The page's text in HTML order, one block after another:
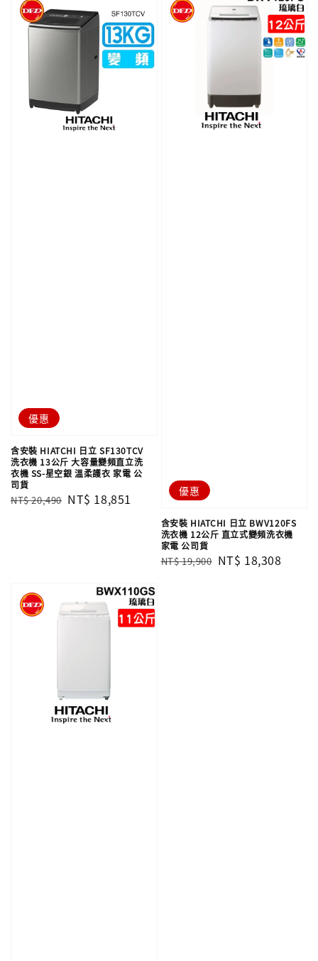
優惠
含安裝 HIATCHI 日立 SF130TCV
洗衣機 13公斤 大容量變頻直立洗
衣機 SS-星空銀 溫柔護衣 家電 公
司貨
Regular
NT$ 20,490 Sale
NT$ 18,851 優惠
含安裝 HIATCHI 日立 BWV120FS
洗衣機 12公斤 直立式變頻洗衣機
家電 公司貨
Regular
NT$ 19,900 Sale
NT$ 18,308